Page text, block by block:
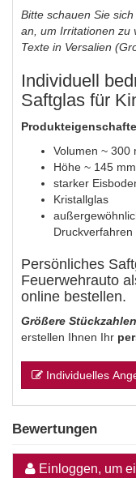
Bitte schauen Sie
an, um Irritationen zu
Texte in Versalien
Individuell
Saftglas für
Volumen ~ 300
Höhe ~ 145 mm
starker
Kristallglas
Persönliches
Feuerwehrauto
online bestellen.
Größere
erstellen Ihnen Ihr
Individuelles
Bewertungen
Einloggen, um